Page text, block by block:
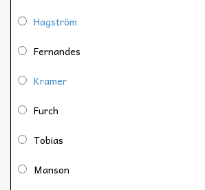
Hagström
Fernandes
Kramer
Furch
Tobias
Manson